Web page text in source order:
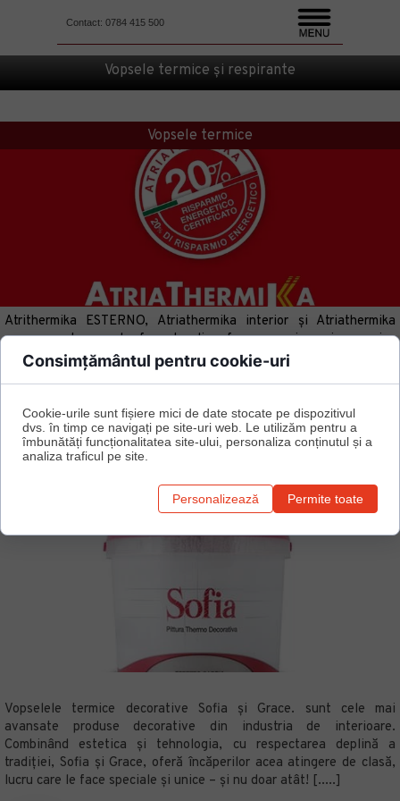
Vopsele termice decorative
Vopsele termice
Vopselele termice decorative Sofia și Grace. sunt cele mai
avansate produse decorative din industria de interioare.
Combinând estetica şi tehnologia, cu respectarea deplină a
tradiţiei, Sofia și Grace, oferă încăperilor acea atingere de clasă,
lucru care le face speciale şi unice – şi nu doar atât! [.....]
Atrithermika ESTERNO, Atriathermika interior și Atriathermika
green, sunt vopsele formate din sfere ceramice microscopice
(microsfere), goale în interior, în suport acrilic pe bază de
Citește mai mult
Vopsele termice și respirante
Contact: 0784 415 500
Consimțământul pentru cookie-uri
Cookie-urile sunt fișiere mici de date stocate pe dispozitivul
dvs. în timp ce navigați pe site-uri web. Le utilizăm pentru a
îmbunătăți funcționalitatea site-ului, personaliza conținutul și a
analiza traficul pe site.
Personalizează Permite toate